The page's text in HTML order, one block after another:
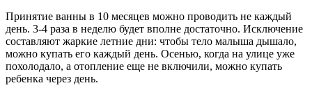
Принятие ванны в 10 месяцев можно проводить не каждый
день. 3-4 раза в неделю будет вполне достаточно. Исключение
составляют жаркие летние дни: чтобы тело малыша дышало,
можно купать его каждый день. Осенью, когда на улице уже
похолодало, а отопление еще не включили, можно купать
ребенка через день.